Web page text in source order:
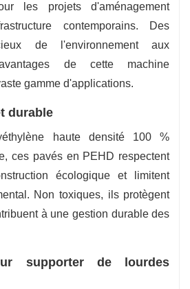
les projets d'aménagement
contemporains. Des
de l'environnement aux
de cette machine
gamme d'applications.
durable
haute densité 100 %
ces pavés en PEHD respectent
écologique et limitent
Non toxiques, ils protègent
à une gestion durable des
supporter de lourdes